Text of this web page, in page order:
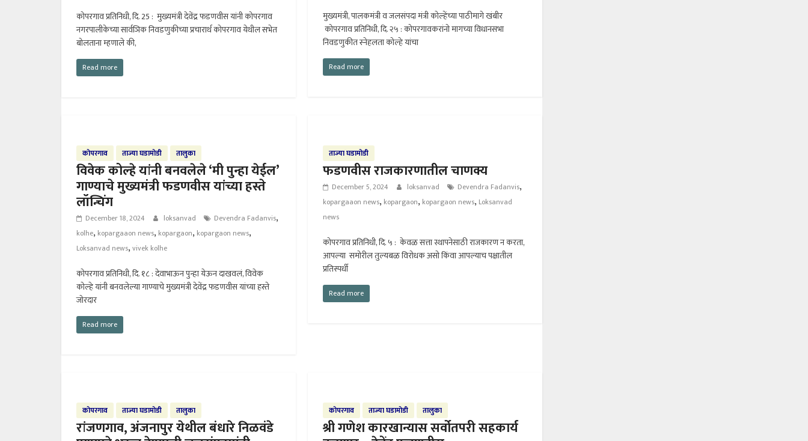
कोपरगाव प्रतिनिधी, दि. 25 : मुख्यमंत्री देवेंद्र फडणवीस यांनी कोपरगाव
नगरपालीकेच्या सार्वञिक निवडणुकीच्या प्रचारार्थ कोपरगाव येथील सभेत
बोलताना म्हणाले की,
Read more
मुख्यमंत्री, पालकमंत्री व जलसंपदा मंत्री कोल्हेंच्या पाठीमागे खंबीर
कोपरगाव प्रतिनिधी, दि. २५ : कोपरगावकरांनो मागच्या विधानसभा
निवडणुकीत स्नेहलता कोल्हे यांचा
Read more
कोपरगाव ताज्या घडामोडी तालुका
विवेक कोल्हे यांनी बनवलेले ‘मी पुन्हा येईल’
गाण्याचे मुख्यमंत्री फडणवीस यांच्या हस्ते
लॉन्चिंग
December 18, 2024 loksanvad Devendra Fadanvis,
kolhe, kopargaaon news, kopargaon, kopargaon news,
Loksanvad news, vivek kolhe
कोपरगाव प्रतिनिधी, दि. १८ : देवाभाऊन पुन्हा येऊन दाखवलं, विवेक
कोल्हे यांनी बनवलेल्या गाण्याचे मुख्यमंत्री देवेंद्र फडणवीस यांच्या हस्ते
जोरदार
Read more
ताज्या घडामोडी
फडणवीस राजकारणातील चाणक्य
December 5, 2024 loksanvad Devendra Fadanvis,
kopargaaon news, kopargaon, kopargaon news, Loksanvad
news
कोपरगाव प्रतिनिधी, दि. ५ : केवळ सत्ता स्थापनेसाठी राजकारण न करता,
आपल्या समोरील तुल्यबळ विरोधक असो किंवा आपल्याच पक्षातील
प्रतिस्पर्धी
Read more
कोपरगाव ताज्या घडामोडी तालुका
रांजणगाव, अंजनापुर येथील बंधारे निळवंडे
कोपरगाव ताज्या घडामोडी तालुका
श्री गणेश कारखान्यास सर्वोतपरी सहकार्य